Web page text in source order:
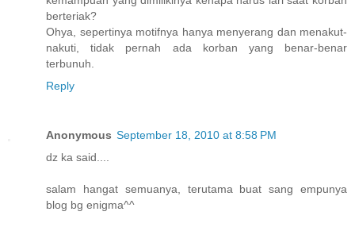
berteriak?
Ohya, sepertinya motifnya hanya menyerang dan menakut-
nakuti, tidak pernah ada korban yang benar-benar
terbunuh.
Reply
Anonymous September 18, 2010 at 8:58 PM
dz ka said....
salam hangat semuanya, terutama buat sang empunya
blog bg enigma^^